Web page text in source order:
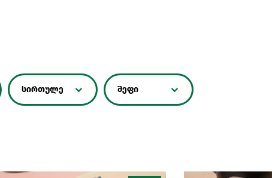
სირთულე შეფი